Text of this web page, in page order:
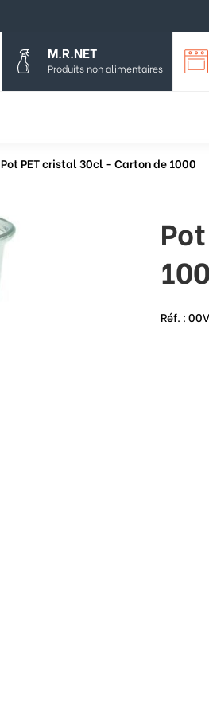
M.R.NET
Produits non alimentaires
Pot PET cristal 30cl - Carton de 1000
Réf. :